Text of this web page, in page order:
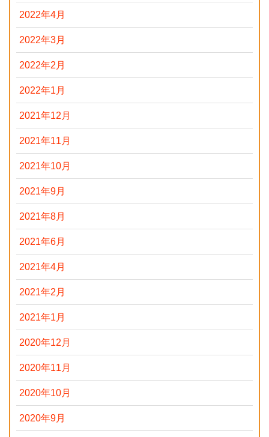
2022年4月
2022年3月
2022年2月
2022年1月
2021年12月
2021年11月
2021年10月
2021年9月
2021年8月
2021年6月
2021年4月
2021年2月
2021年1月
2020年12月
2020年11月
2020年10月
2020年9月